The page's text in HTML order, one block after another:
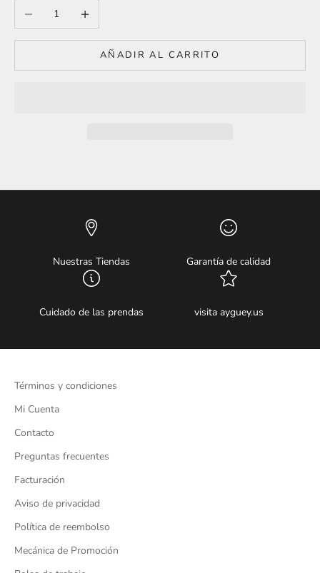
Reducir cantidadAumentar cantidad
AÑADIR AL CARRITO
Nuestras Tiendas Garantía de calidad
Cuidado de las prendas visita ayguey.us
Términos y condiciones
Mi Cuenta
Contacto
Preguntas frecuentes
Facturación
Aviso de privacidad
Política de reembolso
Mecánica de Promoción